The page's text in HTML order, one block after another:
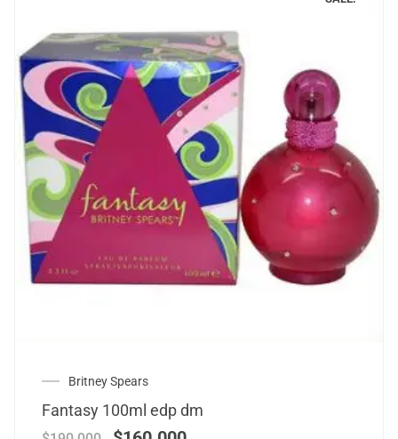
Britney Spears
Fantasy 100ml edp dm